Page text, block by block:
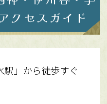
クセスガイド
駅」から徒歩すぐ